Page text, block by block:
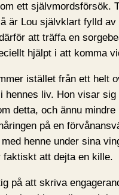
ett självmordsförsök.
är Lou självklart fylld
att träffa en
hjälpt i att komma
istället från ett helt
hennes liv. Hon visar
detta, och ännu
på en
henne under sina
faktiskt att dejta en kille.
på att skriva